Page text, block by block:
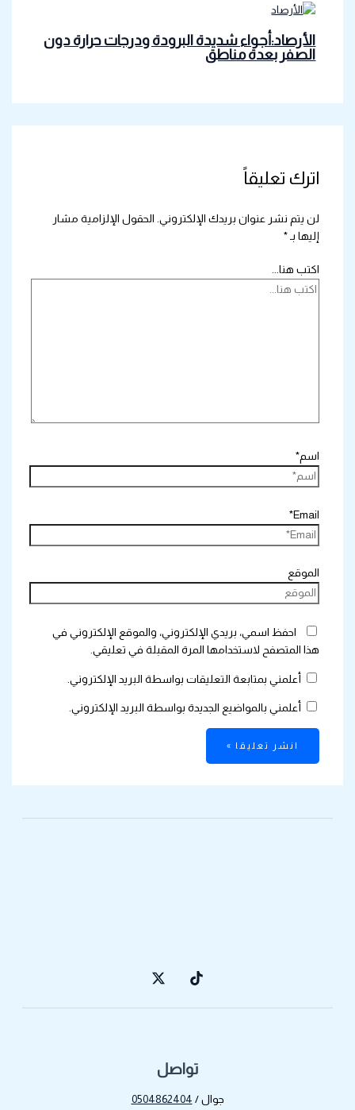
الأرصاد:أجواء شديدة البرودة ودرجات حرارة دون
الصفر بعدة مناطق
اترك تعليقاً
لن يتم نشر عنوان بريدك الإلكتروني.
الحقول الإلزامية مشار
إليها بـ *
اكتب هنا...
اسم*
Email*
الموقع
احفظ اسمي، بريدي الإلكتروني، والموقع الإلكتروني في
هذا المتصفح لاستخدامها المرة المقبلة في تعليقي.
أعلمني بمتابعة التعليقات بواسطة البريد الإلكتروني.
أعلمني بالمواضيع الجديدة بواسطة البريد الإلكتروني.
تواصل
جوال / 0504862404